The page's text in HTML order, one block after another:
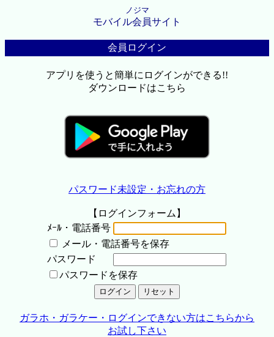
ノジマ
モバイル会員サイト
会員ログイン
アプリを使うと簡単にログインができる!!
ダウンロードはこちら
パスワード未設定・お忘れの方
【ログインフォーム】
ﾒｰﾙ・電話番号
メール・電話番号を保存
パスワード
パスワードを保存
ガラホ・ガラケー・ログインできない方はこちらから
お試し下さい